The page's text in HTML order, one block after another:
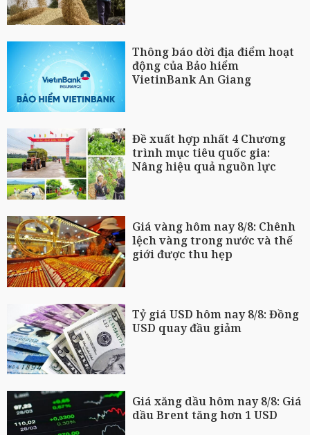
Thông báo dời địa điểm hoạt
động của Bảo hiểm
VietinBank An Giang
Đề xuất hợp nhất 4 Chương
trình mục tiêu quốc gia:
Nâng hiệu quả nguồn lực
Giá vàng hôm nay 8/8: Chênh
lệch vàng trong nước và thế
giới được thu hẹp
Tỷ giá USD hôm nay 8/8: Đồng
USD quay đầu giảm
Giá xăng dầu hôm nay 8/8: Giá
dầu Brent tăng hơn 1 USD